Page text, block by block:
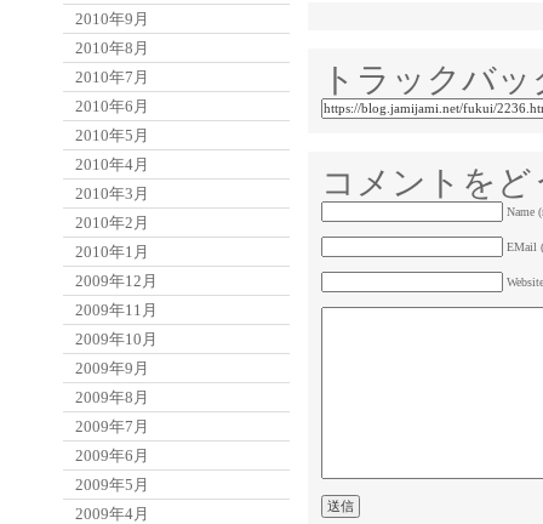
トラックバッ
コメントをど
Name
EMail
2010年9月
2010年8月
2010年7月
2010年6月
2010年5月
2010年4月
2010年3月
2010年2月
2010年1月
2009年12月
2009年11月
2009年10月
2009年9月
2009年8月
2009年7月
2009年6月
2009年5月
2009年4月